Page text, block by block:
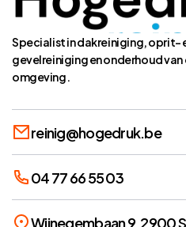
Specialist in dakreiniging, oprit-
gevelreiniging en onderhoud
omgeving.
reinig@hogedruk.be
04 77 66 55 03
Wijnegembaan 9, 2900